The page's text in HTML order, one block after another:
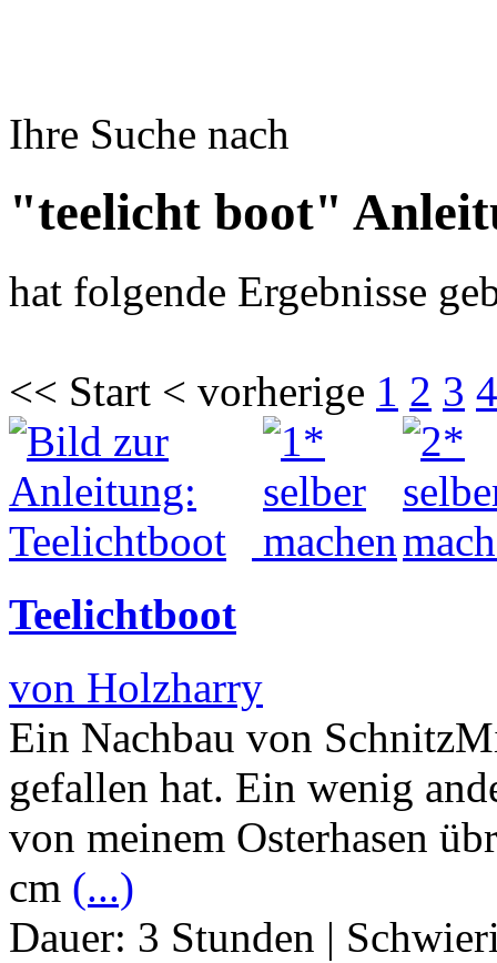
Ihre Suche nach
"teelicht boot"
hat folgende Ergebnisse
<< Start < vorherige 1 2 3 4
Teelichtboot
von Holzharry
Ein Nachbau von
gefallen hat. Ein wenig
von meinem Osterhasen
cm (...)
Dauer: 3 Stunden |